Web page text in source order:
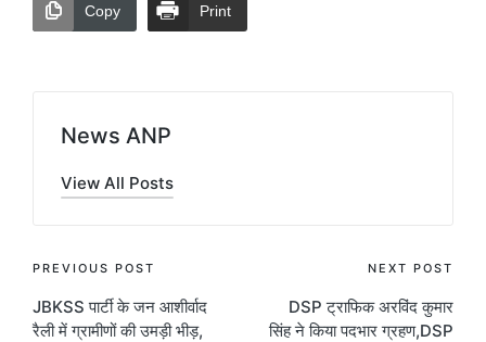
Copy Print
News ANP
View All Posts
Post
navigation
PREVIOUS POST
JBKSS पार्टी के जन आशीर्वाद
रैली में ग्रामीणों की उमड़ी भीड़,
NEXT POST
DSP ट्राफिक अरविंद कुमार
सिंह ने किया पदभार ग्रहण,DSP